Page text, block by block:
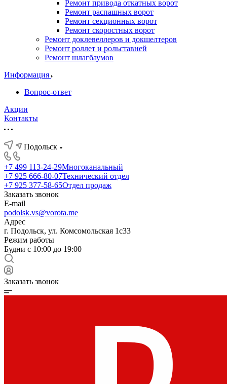
Ремонт привода откатных ворот
Ремонт распашных ворот
Ремонт секционных ворот
Ремонт скоростных ворот
Ремонт доклевеллеров и докшелтеров
Ремонт роллет и рольставней
Ремонт шлагбаумов
Информация
Вопрос-ответ
Акции
Контакты
Подольск
+7 499 113-24-29Многоканальный
+7 925 666-80-07Технический отдел
+7 925 377-58-65Отдел продаж
Заказать звонок
E-mail
podolsk.vs@vorota.me
Адрес
г. Подольск, ул. Комсомольская 1с33
Режим работы
Будни с 10:00 до 19:00
Заказать звонок